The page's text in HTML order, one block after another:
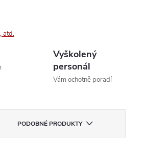
atd.
Vyškolený
personál
Vám ochotně poradí
PODOBNÉ PRODUKTY